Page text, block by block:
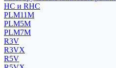
HC и RHC
PLM11M
PLM5M
PLM7M
R3V
R3VX
R5V